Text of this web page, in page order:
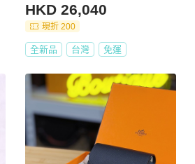
HKD 26,040
現折 200
全新品 台灣 免運